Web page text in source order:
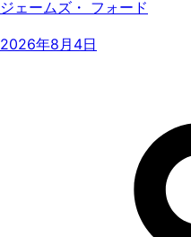
ジェームズ・ フォード
2026年8月4日